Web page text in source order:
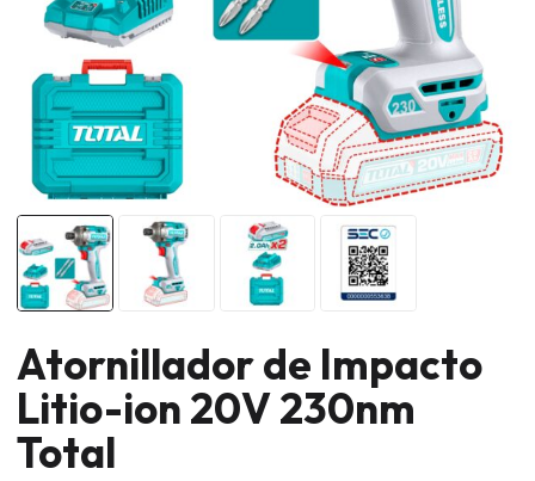
Atornillador de Impacto
Litio-ion 20V 230nm
Total